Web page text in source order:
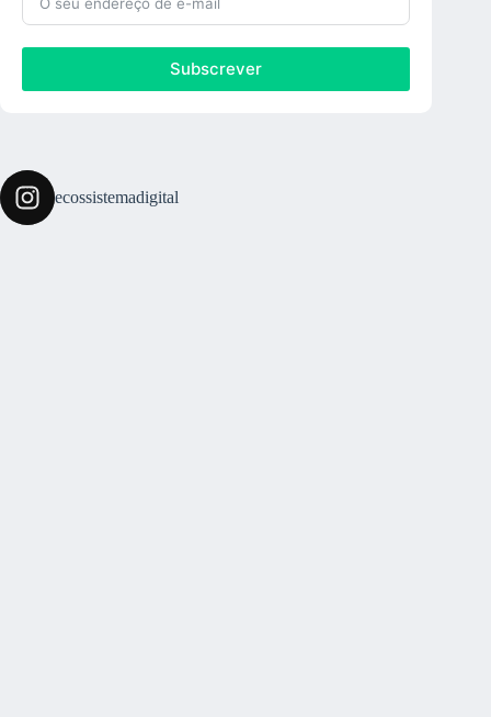
Subscrever
ecossistemadigital